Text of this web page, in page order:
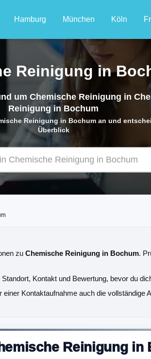
Hamburg München Köln
Reinigung in
um Chemische Reinigung in
Reinigung in Bochum
Reinigung in Bochum an und
Überblick
zu Chemische Reinigung in Bochum.
Kontakt und Bewertung, bevor du
Kontaktaufnahme auch die vollständige
Reinigung in